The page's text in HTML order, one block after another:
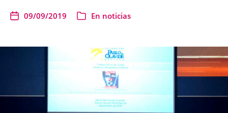
09/09/2019 En noticias